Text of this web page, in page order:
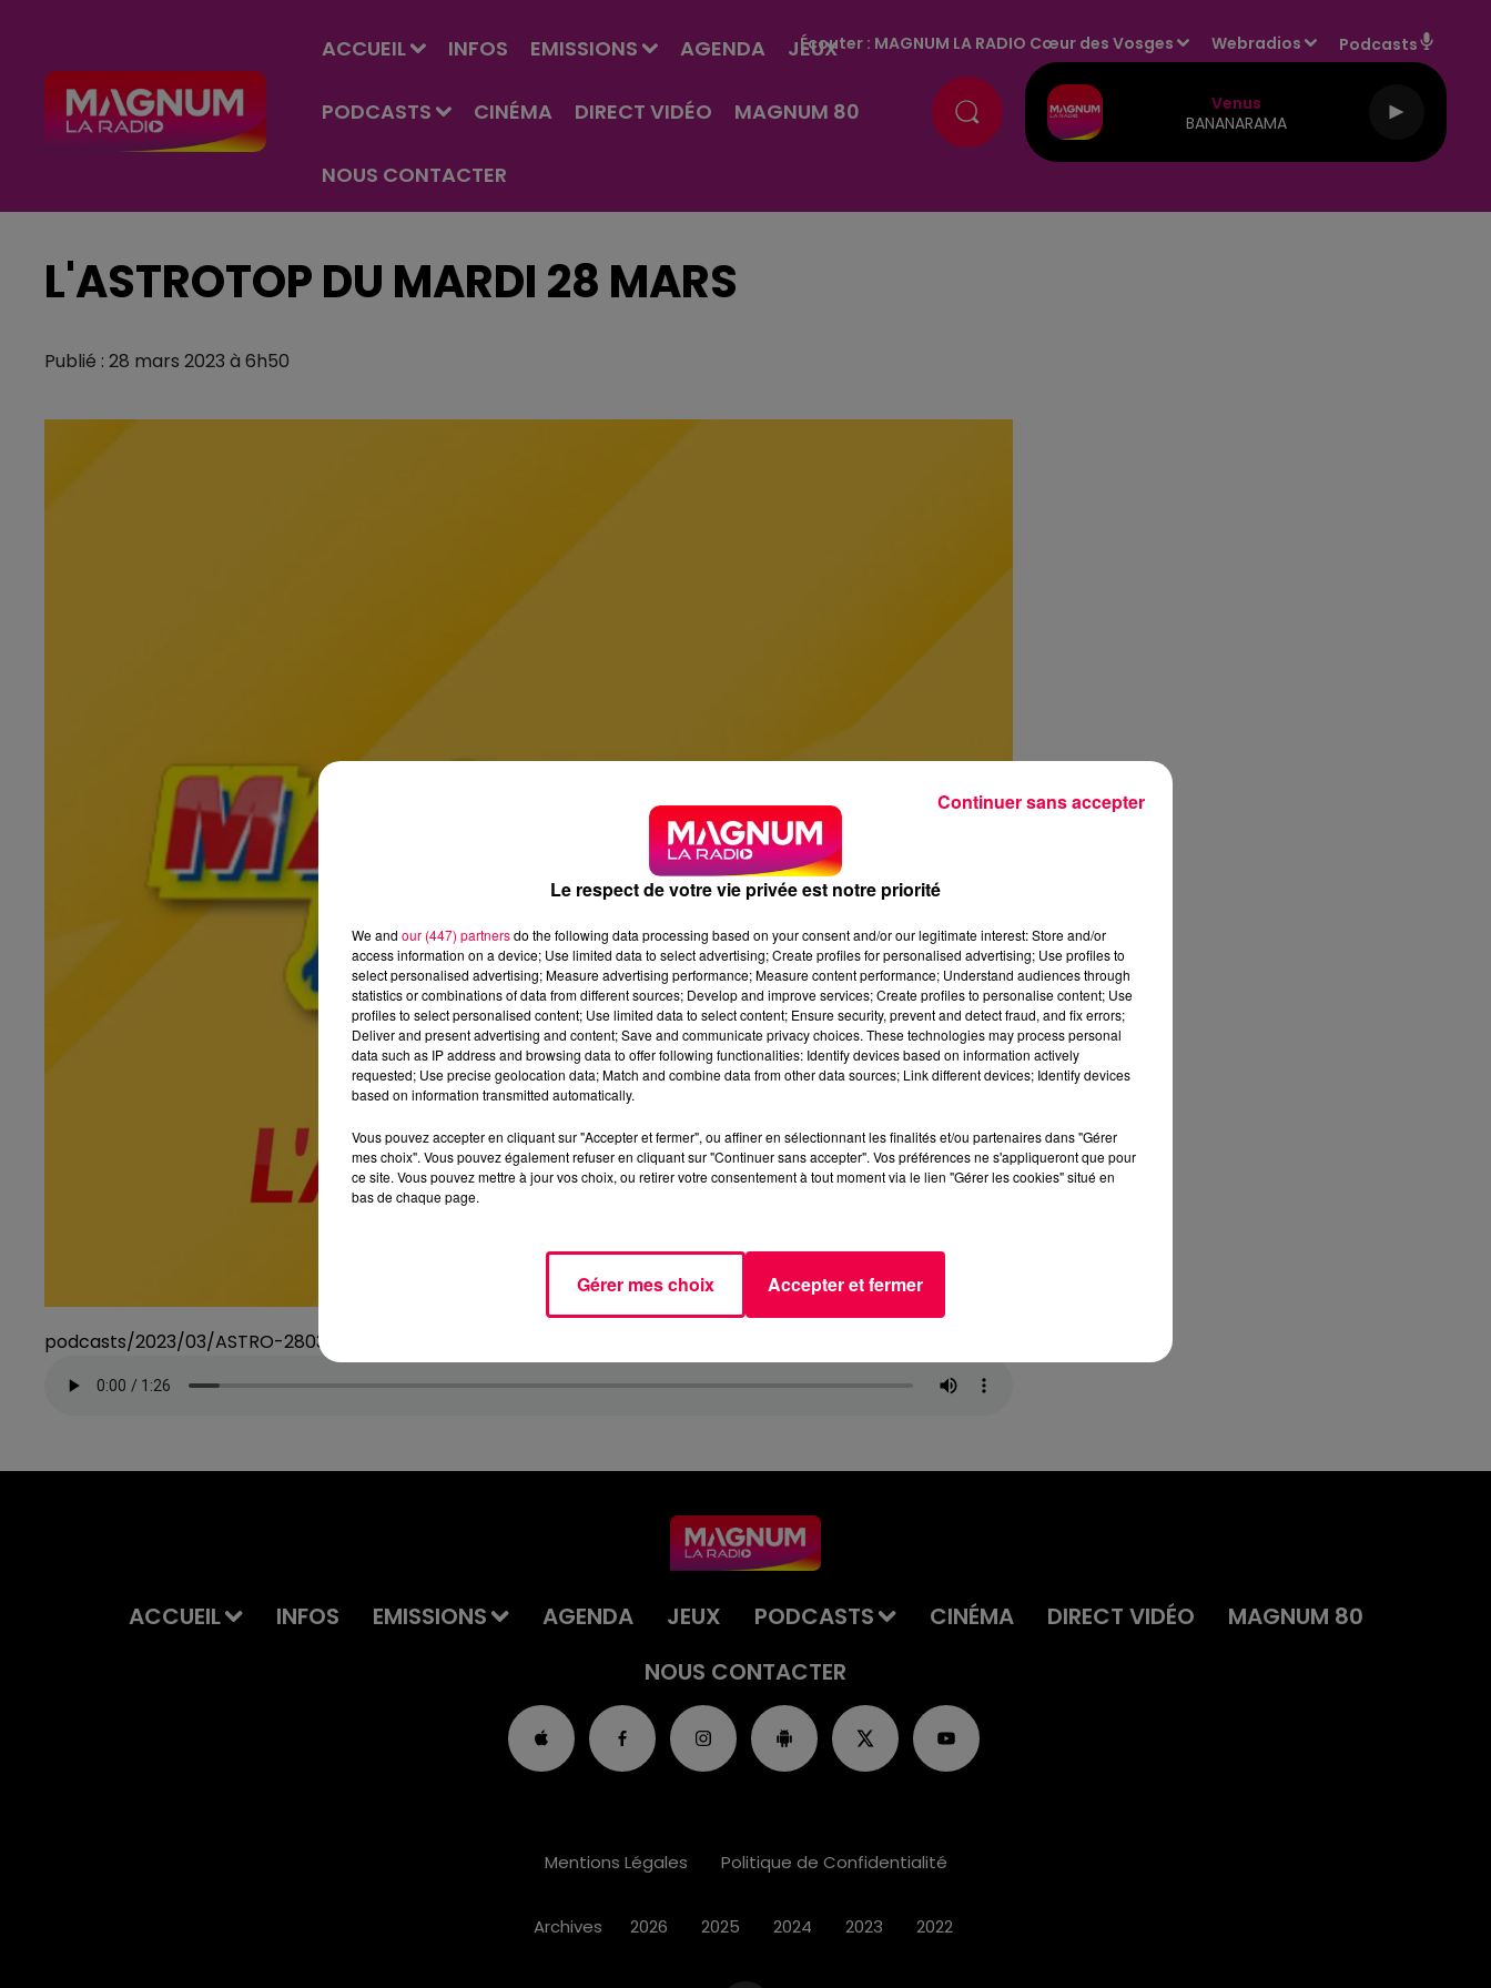
ACCUEIL INFOS EMISSIONS AGENDA JEUX
PODCASTS CINÉMA DIRECT VIDÉO MAGNUM 80
NOUS CONTACTER
Écouter : MAGNUM LA RADIO Cœur des Vosges Webradios Podcasts
Venus
BANANARAMA
L'ASTROTOP DU MARDI 28 MARS
Publié : 28 mars 2023 à 6h50
podcasts/2023/03/ASTRO-280323.mp3
ACCUEIL INFOS EMISSIONS AGENDA JEUX PODCASTS CINÉMA DIRECT VIDÉO
MAGNUM 80
NOUS CONTACTER
Mentions Légales Politique de Confidentialité
Archives 2026 2025 2024 2023 2022
Le respect de votre vie privée est notre priorité
We and our (447) partnersdo the following data processing based on your consent and/or our legitimate interest: Store and/or
access information on a device; Use limited data to select advertising; Create profiles for personalised advertising; Use profiles to
select personalised advertising; Measure advertising performance; Measure content performance; Understand audiences through
statistics or combinations of data from different sources; Develop and improve services; Create profiles to personalise content; Use
profiles to select personalised content; Use limited data to select content; Ensure security, prevent and detect fraud, and fix errors;
Deliver and present advertising and content; Save and communicate privacy choices. These technologies may process personal
data such as IP address and browsing data to offer following functionalities: Identify devices based on information actively
requested; Use precise geolocation data; Match and combine data from other data sources; Link different devices; Identify devices
based on information transmitted automatically.
Vous pouvez accepter en cliquant sur "Accepter et fermer", ou affiner en sélectionnant les finalités et/ou partenaires dans "Gérer
mes choix". Vous pouvez également refuser en cliquant sur "Continuer sans accepter". Vos préférences ne s'appliqueront que pour
ce site. Vous pouvez mettre à jour vos choix, ou retirer votre consentement à tout moment via le lien "Gérer les cookies" situé en
bas de chaque page.
Gérer mes choix Accepter et fermer
Continuer sans accepter